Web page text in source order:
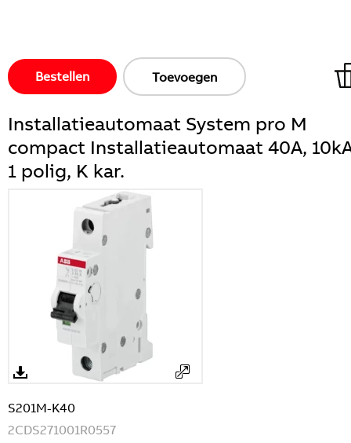
Bestellen Toevoegen
Installatieautomaat System pro M
compact Installatieautomaat 40A,
1 polig, K kar.
S201M-K40
2CDS271001R0557